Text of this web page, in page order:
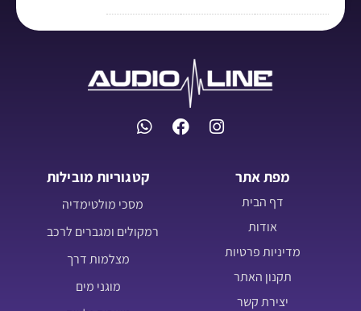
מפת אתר
דף הבית
אודות
מדיניות פרטיות
תקנון האתר
יצירת קשר
קטגוריות מובילות
מסכי מולטימדיה
רמקולים ומגברים לרכב
מצלמות דרך
מוגני מים